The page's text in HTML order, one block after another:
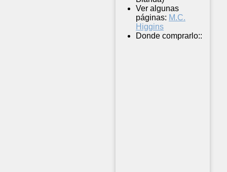
Ver algunas
páginas: M.C.
Higgins
Donde comprarlo::